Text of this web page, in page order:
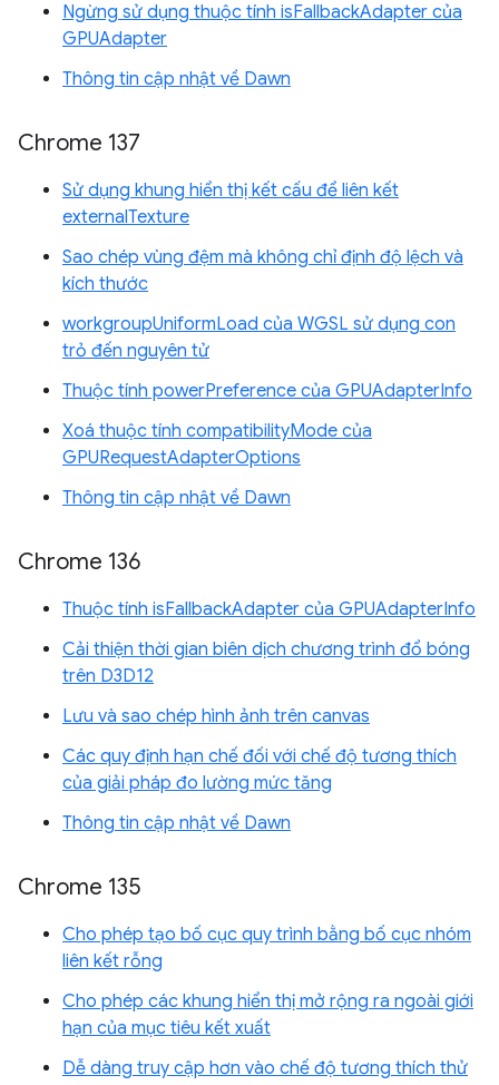
Ngừng sử dụng thuộc tính isFallbackAdapter của
GPUAdapter
Thông tin cập nhật về Dawn
Chrome 137
Sử dụng khung hiển thị kết cấu để liên kết
externalTexture
Sao chép vùng đệm mà không chỉ định độ lệch và
kích thước
workgroupUniformLoad của WGSL sử dụng con
trỏ đến nguyên tử
Thuộc tính powerPreference của GPUAdapterInfo
Xoá thuộc tính compatibilityMode của
GPURequestAdapterOptions
Thông tin cập nhật về Dawn
Chrome 136
Thuộc tính isFallbackAdapter của GPUAdapterInfo
Cải thiện thời gian biên dịch chương trình đổ bóng
trên D3D12
Lưu và sao chép hình ảnh trên canvas
Các quy định hạn chế đối với chế độ tương thích
của giải pháp đo lường mức tăng
Thông tin cập nhật về Dawn
Chrome 135
Cho phép tạo bố cục quy trình bằng bố cục nhóm
liên kết rỗng
Cho phép các khung hiển thị mở rộng ra ngoài giới
hạn của mục tiêu kết xuất
Dễ dàng truy cập hơn vào chế độ tương thích thử